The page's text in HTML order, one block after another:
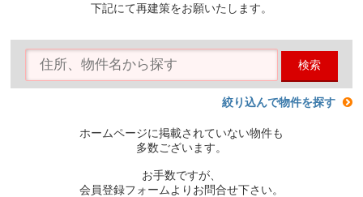
下記にて再建策をお願いたします。
検索
絞り込んで物件を探す
ホームページに掲載されていない物件も
多数ございます。
お手数ですが、
会員登録フォームよりお問合せ下さい。